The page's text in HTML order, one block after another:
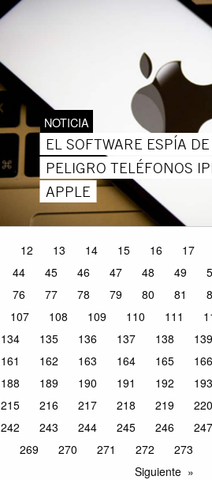
NOTICIA
EL SOFTWARE ESPÍA
PELIGRO TELÉFONOS
APPLE
12 13 14 15 16 17
44 45 46 47 48 49
76 77 78 79 80 81
107 108 109 110 111
134 135 136 137 138 139
161 162 163 164 165 166
188 189 190 191 192 193
215 216 217 218 219 220
242 243 244 245 246 247
269 270 271 272 273
Siguiente